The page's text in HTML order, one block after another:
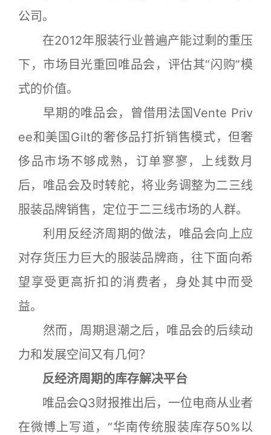
公司。
在2012年服装行业普遍产能过剩的重压
下，市场目光重回唯品会，评估其“闪购”模
式的价值。
早期的唯品会，曾借用法国Vente Priv
ee和美国Gilt的奢侈品打折销售模式，但奢
侈品市场不够成熟，订单寥寥，上线数月
后，唯品会及时转舵，将业务调整为二三线
服装品牌销售，定位于二三线市场的人群。
利用反经济周期的做法，唯品会向上应
对存货压力巨大的服装品牌商，往下面向希
望享受更高折扣的消费者，身处其中而受
益。
然而，周期退潮之后，唯品会的后续动
力和发展空间又有几何？
反经济周期的库存解决平台
唯品会Q3财报推出后，一位电商从业者
在微博上写道，“华南传统服装库存50%以